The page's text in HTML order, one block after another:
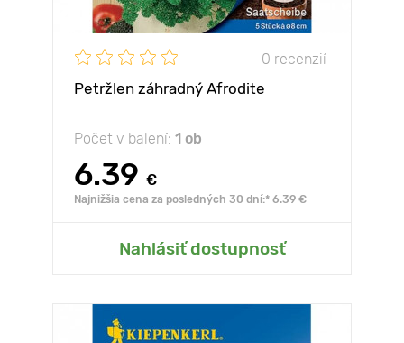
0 recenzií
Petržlen záhradný Afrodite
Počet v balení: 1 ob
6.39 €
Najnižšia cena za posledných 30 dní:* 6.39 €
Nahlásiť dostupnosť